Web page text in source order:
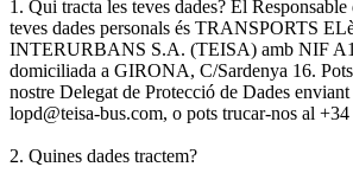
1. Qui tracta les teves dades? El
teves dades personals és TRANSPORTS
INTERURBANS S.A. (TEISA) amb NIF
domiciliada a GIRONA, C/Sardenya 16.
nostre Delegat de Protecció de Dades
lopd@teisa-bus.com, o pots trucar-nos al
2. Quines dades tractem?